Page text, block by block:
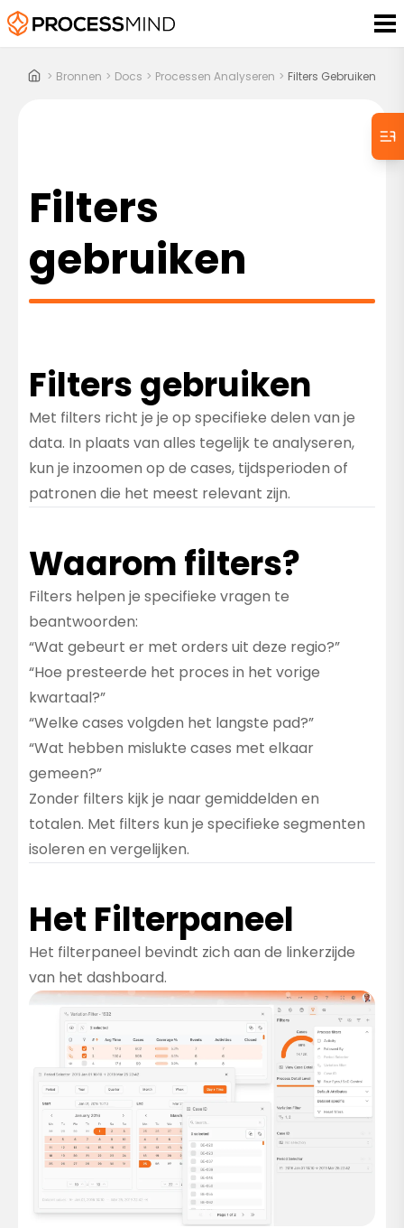
> Bronnen > Docs > Processen Analyseren > Filters Gebruiken
Filters
gebruiken
Filters gebruiken
Met filters richt je je op specifieke delen van je
data. In plaats van alles tegelijk te analyseren,
kun je inzoomen op de cases, tijdsperioden of
patronen die het meest relevant zijn.
Waarom filters?
Filters helpen je specifieke vragen te
beantwoorden:
“Wat gebeurt er met orders uit deze regio?”
“Hoe presteerde het proces in het vorige
kwartaal?”
“Welke cases volgden het langste pad?”
“Wat hebben mislukte cases met elkaar
gemeen?”
Zonder filters kijk je naar gemiddelden en
totalen. Met filters kun je specifieke segmenten
isoleren en vergelijken.
Het Filterpaneel
Het filterpaneel bevindt zich aan de linkerzijde
van het dashboard.